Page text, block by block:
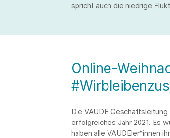
spricht auch die niedrige
Online-
Die VAUDE
erfolgreiches Jahr 2021. Es
haben alle VAUDEler*innen